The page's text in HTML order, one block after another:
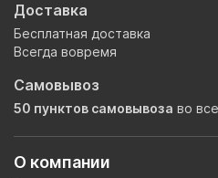
О компании
Доставка
Бесплатная доставка
Всегда вовремя
Самовывоз
50 пунктов самовывоза во